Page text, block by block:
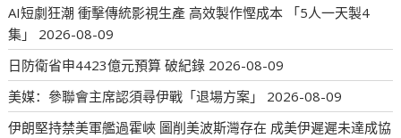
AI短劇狂潮 衝擊傳統影視生產 高效製作慳成本 「5人一天製4
集」
2026-08-09
日防衛省申4423億元預算 破紀錄 2026-08-09
美媒：參聯會主席認須尋伊戰「退場方案」
2026-08-09
伊朗堅持禁美軍艦過霍峽 圖削美波斯灣存在 成美伊遲遲未達成協